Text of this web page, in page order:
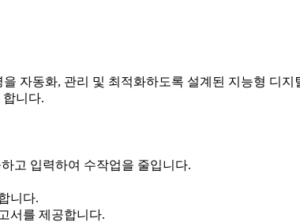
자동화, 관리 및 최적화하도록 설계된 지능형 디
니다.
고 입력하여 수작업을 줄입니다.
니다.
서를 제공합니다.